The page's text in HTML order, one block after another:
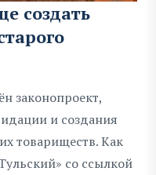
создать
законопроект,
и создания
товариществ. Как
со ссылкой